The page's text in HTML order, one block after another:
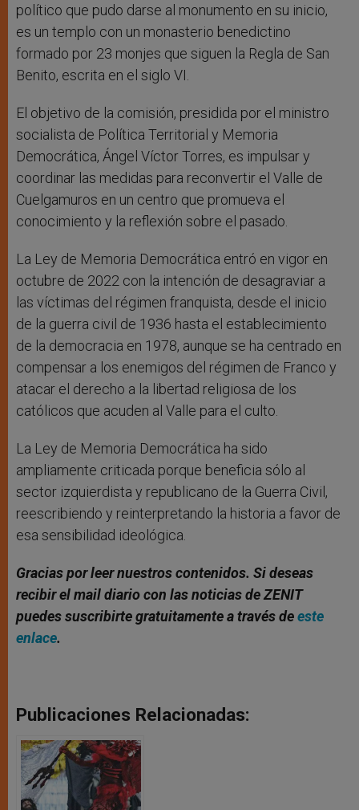
político que pudo darse al monumento en su inicio,
es un templo con un monasterio benedictino
formado por 23 monjes que siguen la Regla de San
Benito, escrita en el siglo VI.
El objetivo de la comisión, presidida por el ministro
socialista de Política Territorial y Memoria
Democrática, Ángel Víctor Torres, es impulsar y
coordinar las medidas para reconvertir el Valle de
Cuelgamuros en un centro que promueva el
conocimiento y la reflexión sobre el pasado.
La Ley de Memoria Democrática entró en vigor en
octubre de 2022 con la intención de desagraviar a
las víctimas del régimen franquista, desde el inicio
de la guerra civil de 1936 hasta el establecimiento
de la democracia en 1978, aunque se ha centrado en
compensar a los enemigos del régimen de Franco y
atacar el derecho a la libertad religiosa de los
católicos que acuden al Valle para el culto.
La Ley de Memoria Democrática ha sido
ampliamente criticada porque beneficia sólo al
sector izquierdista y republicano de la Guerra Civil,
reescribiendo y reinterpretando la historia a favor de
esa sensibilidad ideológica.
Gracias por leer nuestros contenidos. Si deseas
recibir el mail diario con las noticias de ZENIT
puedes suscribirte gratuitamente a través deeste
enlace.
Publicaciones Relacionadas: